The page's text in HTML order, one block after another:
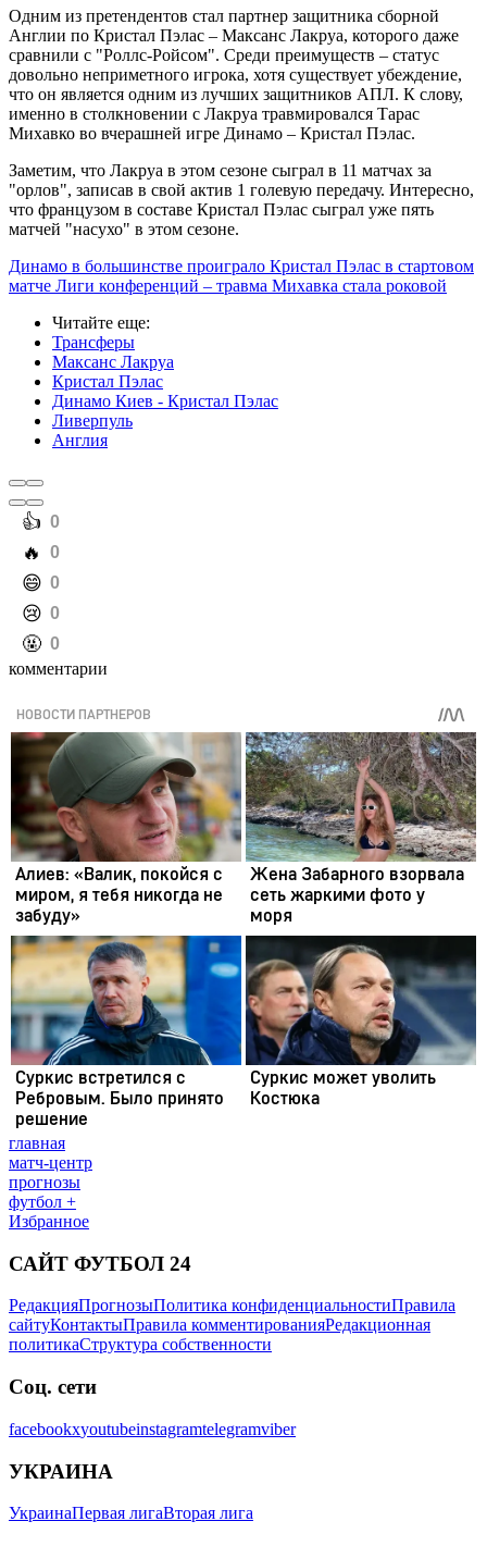
Одним из претендентов стал партнер защитника сборной
Англии по Кристал Пэлас – Максанс Лакруа, которого даже
сравнили с "Роллс-Ройсом". Среди преимуществ – статус
довольно неприметного игрока, хотя существует убеждение,
что он является одним из лучших защитников АПЛ. К слову,
именно в столкновении с Лакруа травмировался Тарас
Михавко во вчерашней игре Динамо – Кристал Пэлас.
Заметим, что Лакруа в этом сезоне сыграл в 11 матчах за
"орлов", записав в свой актив 1 голевую передачу. Интересно,
что французом в составе Кристал Пэлас сыграл уже пять
матчей "насухо" в этом сезоне.
Динамо в большинстве проиграло Кристал Пэлас в стартовом
матче Лиги конференций – травма Михавка стала роковой
Читайте еще:
Трансферы
Максанс Лакруа
Кристал Пэлас
Динамо Киев - Кристал Пэлас
Ливерпуль
Англия
️👍 0
️🔥 0
️😄 0
️😢 0
️🤬 0
комментарии
главная
матч-центр
прогнозы
футбол +
Избранное
САЙТ ФУТБОЛ 24
РедакцияПрогнозыПолитика конфиденциальностиПравила
сайтуКонтактыПравила комментированияРедакционная
политикаСтруктура собственности
Соц. сети
facebookxyoutubeinstagramtelegramviber
УКРАИНА
УкраинаПервая лигаВторая лига